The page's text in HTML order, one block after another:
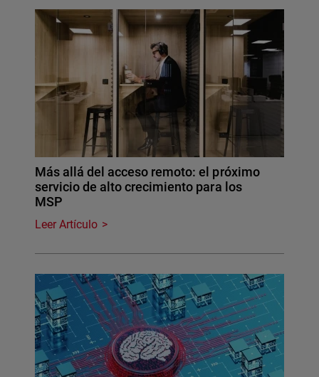
Más allá del acceso remoto: el próximo
servicio de alto crecimiento para los
MSP
Leer Artículo